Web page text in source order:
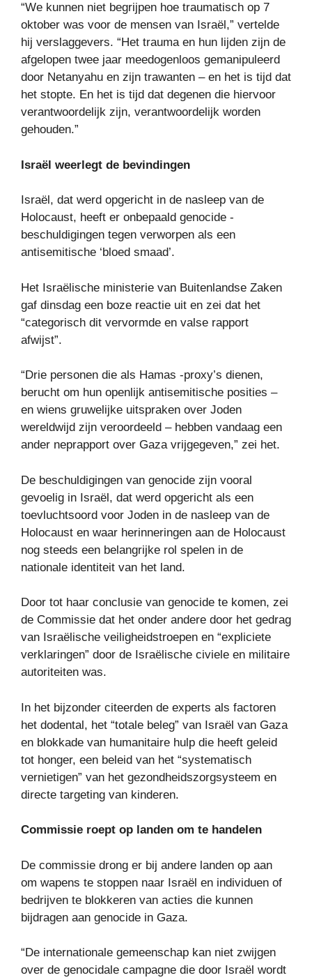
“We kunnen niet begrijpen hoe traumatisch op 7
oktober was voor de mensen van Israël,” vertelde
hij verslaggevers. “Het trauma en hun lijden zijn de
afgelopen twee jaar meedogenloos gemanipuleerd
door Netanyahu en zijn trawanten – en het is tijd dat
het stopte. En het is tijd dat degenen die hiervoor
verantwoordelijk zijn, verantwoordelijk worden
gehouden.”
Israël weerlegt de bevindingen
Israël, dat werd opgericht in de nasleep van de
Holocaust, heeft er onbepaald genocide -
beschuldigingen tegen verworpen als een
antisemitische ‘bloed smaad’.
Het Israëlische ministerie van Buitenlandse Zaken
gaf dinsdag een boze reactie uit en zei dat het
“categorisch dit vervormde en valse rapport
afwijst”.
“Drie personen die als Hamas -proxy’s dienen,
berucht om hun openlijk antisemitische posities –
en wiens gruwelijke uitspraken over Joden
wereldwijd zijn veroordeeld – hebben vandaag een
ander neprapport over Gaza vrijgegeven,” zei het.
De beschuldigingen van genocide zijn vooral
gevoelig in Israël, dat werd opgericht als een
toevluchtsoord voor Joden in de nasleep van de
Holocaust en waar herinneringen aan de Holocaust
nog steeds een belangrijke rol spelen in de
nationale identiteit van het land.
Door tot haar conclusie van genocide te komen, zei
de Commissie dat het onder andere door het gedrag
van Israëlische veiligheidstroepen en “expliciete
verklaringen” door de Israëlische civiele en militaire
autoriteiten was.
In het bijzonder citeerden de experts als factoren
het dodental, het “totale beleg” van Israël van Gaza
en blokkade van humanitaire hulp die heeft geleid
tot honger, een beleid van het “systematisch
vernietigen” van het gezondheidszorgsysteem en
directe targeting van kinderen.
Commissie roept op landen om te handelen
De commissie drong er bij andere landen op aan
om wapens te stoppen naar Israël en individuen of
bedrijven te blokkeren van acties die kunnen
bijdragen aan genocide in Gaza.
“De internationale gemeenschap kan niet zwijgen
over de genocidale campagne die door Israël wordt